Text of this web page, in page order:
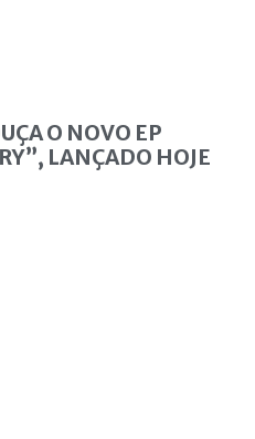
O NOVO EP
LANÇADO HOJE